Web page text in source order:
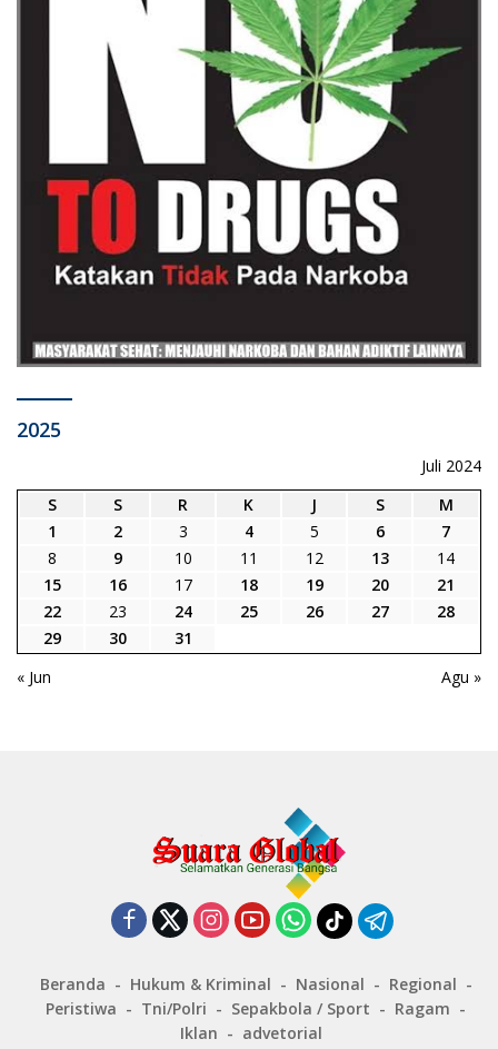
2025
Juli 2024
S
S R K J S
M
1
2 3 4 5 6
7
8
9 10 11 12 13
14
15
16 17 18 19 20
21
22
23 24 25 26 27
28
29
30
31
« Jun
Agu »
Beranda Hukum & Kriminal Nasional
Regional
Peristiwa
Tni/Polri Sepakbola / Sport
Ragam
Iklan
advetorial